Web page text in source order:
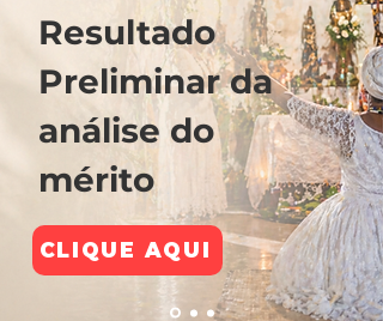
Resultado
Preliminar da
análise do
mérito
CLIQUE AQUI